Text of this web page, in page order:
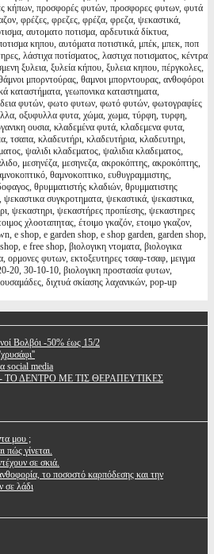
κήπων, προσφορές φυτών, προσφορες φυτων, φυτά
φρέζες, φρεζες, φρέζα, φρεζα, ψεκαστικά,
αυτοματο ποτισμα, αρδευτικά δίκτυα,
κηπου, αυτόματα ποτιστικά, μπέκ, μπεκ, ποπ
λάστιχα ποτίσματος, λαστιχα ποτισματος, κέντρα
ξυλεια, ξυλεία κήπου, ξυλεια κηπου, πέργκολες,
μπορντούρας, θαμνοι μπορντουρας, ανθοφόροι
καταστήματα, γεωπονικα καταστηματα,
φυτών, φωτο φυτων, φωτό φυτών, φωτογραφίες
οξυφυλλα φυτα, χώμα, χωμα, τύρφη, τυρφη,
ουσια, κλαδεμένα φυτά, κλαδεμενα φυτα,
τσαπα, κλαδευτήρι, κλαδευτήρια, κλαδευτηρι,
ψαλιδι κλαδεματος, ψαλιδια κλαδεματος,
μεσηνέζα, μεσηνεζα, ακροκόπτης, ακροκόπτης,
θαμνοκοπτικο, ευθυγραμμιστης,
θρυμματιστής κλαδιών, θρυμματιστης
συγκροτηματα, ψεκαστικά, ψεκαστικα,
ψεκαστηρι, ψεκαστήρες προπίεσης, ψεκαστηρες
χλοοταπητας, έτοιμο γκαζόν, ετοιμο γκαζον,
e shop, e garden shop, e shop garden, garden shop,
e free shop, βιολογικη ντοματα, βιολογικα
ορμονες φυτων, εκτοξευτηρες τσαφ-τσαφ, μειγμα
20, 30-10-10, βιολογικη προστασία φυτων,
διχτυά σκίασης λαχανικών, pop-up
Βολβόι -50% έως 15/2
social media
ΔΕΝΤΡΟ ΜΕ ΤΙΣ ΘΕΡΑΠΕΥΤΙΚΕΣ
μου ;
πώς γίνεται.
σε σκιά.
το ποσοστό καρπόδεσης και την
σε λάδι